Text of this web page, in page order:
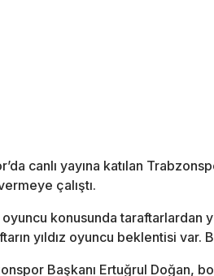
canlı yayına katılan
çalıştı.
oyuncu konusunda
yıldız oyuncu beklentisi
Başkanı Ertuğrul Doğan,